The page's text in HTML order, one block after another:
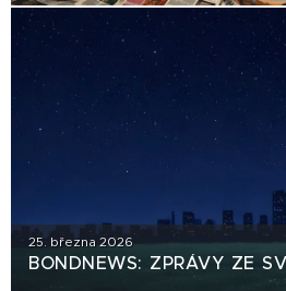
25. března 2026
BONDNEWS: ZPRÁVY ZE